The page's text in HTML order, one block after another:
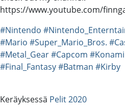
https://www.youtube.com/
#Nintendo
#Mario #Super_Mario_Bros.
#Metal_Gear#Capcom #Konami
#Final_Fantasy#Batman #Kirby
Keräyksessä Pelit 2020